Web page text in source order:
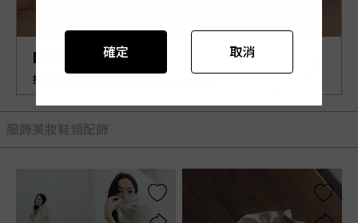
MEIER.Q
打造簡單永恆感 Create a Simple Lifestyle.
服飾美妝 鞋類配飾
確定 取消
確定 取消
確定 取消
確定 取消
確定 取消